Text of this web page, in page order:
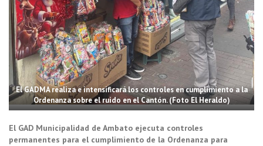
El GADMA realiza e intensificará los controles en cumplimiento a la
Ordenanza sobre el ruido en el Cantón. (Foto El Heraldo)
El GAD Municipalidad de Ambato ejecuta controles
permanentes para el cumplimiento de la Ordenanza para